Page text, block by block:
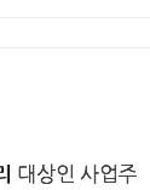
대상인 사업주